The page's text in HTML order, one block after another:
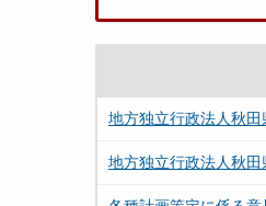
地方独立行政法人秋田
地方独立行政法人秋田